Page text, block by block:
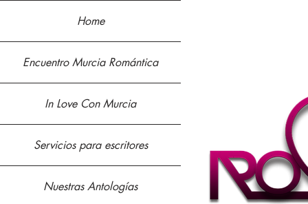
Home
Encuentro Murcia Romántica
In Love Con Murcia
Servicios para escritores
Nuestras Antologías